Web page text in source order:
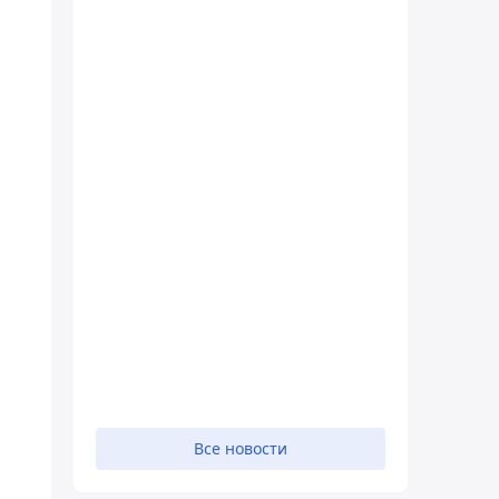
Все новости